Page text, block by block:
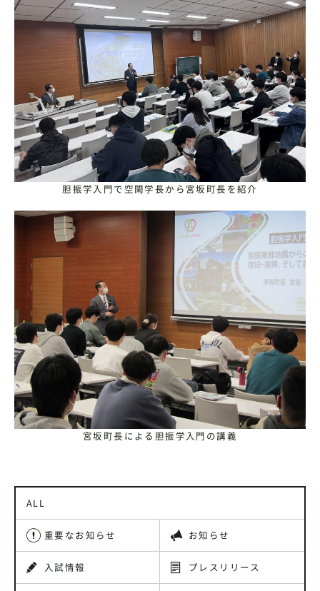
胆振学入門で空閑学長から宮坂町長を紹介
宮坂町長による胆振学入門の講義
ALL
重要なお知らせ お知らせ
入試情報 プレスリリース